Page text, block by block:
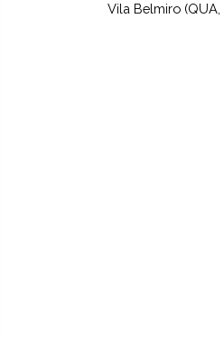
Vila Belmiro (QUA,